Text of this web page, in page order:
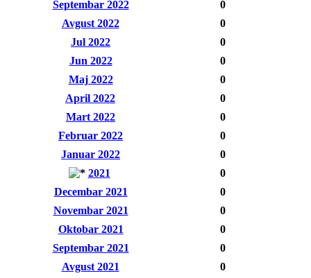
Septembar 2022
0
Avgust 2022
0
Jul 2022
0
Jun 2022
0
Maj 2022
0
April 2022
0
Mart 2022
0
Februar 2022
0
Januar 2022
0
2021
0
Decembar 2021
0
Novembar 2021
0
Oktobar 2021
0
Septembar 2021
0
Avgust 2021
0